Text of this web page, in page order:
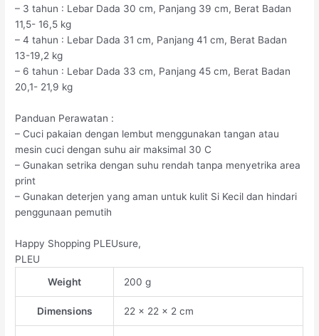
– 3 tahun : Lebar Dada 30 cm, Panjang 39 cm, Berat Badan
11,5- 16,5 kg
– 4 tahun : Lebar Dada 31 cm, Panjang 41 cm, Berat Badan
13-19,2 kg
– 6 tahun : Lebar Dada 33 cm, Panjang 45 cm, Berat Badan
20,1- 21,9 kg
Panduan Perawatan :
– Cuci pakaian dengan lembut menggunakan tangan atau
mesin cuci dengan suhu air maksimal 30 C
– Gunakan setrika dengan suhu rendah tanpa menyetrika area
print
– Gunakan deterjen yang aman untuk kulit Si Kecil dan hindari
penggunaan pemutih
Happy Shopping PLEUsure,
PLEU
Weight
200 g
Dimensions 22 × 22 × 2 cm